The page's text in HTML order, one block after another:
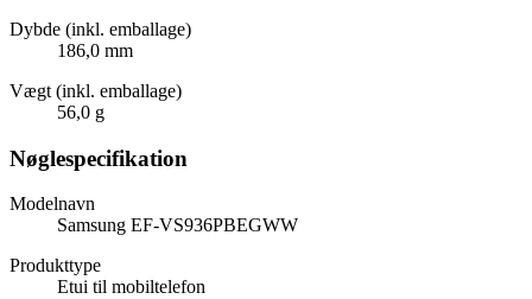
Dybde (inkl. emballage)
186,0 mm
Vægt (inkl. emballage)
56,0 g
Nøglespecifikation
Modelnavn
Samsung EF-VS936PBEGWW
Produkttype
Etui til mobiltelefon